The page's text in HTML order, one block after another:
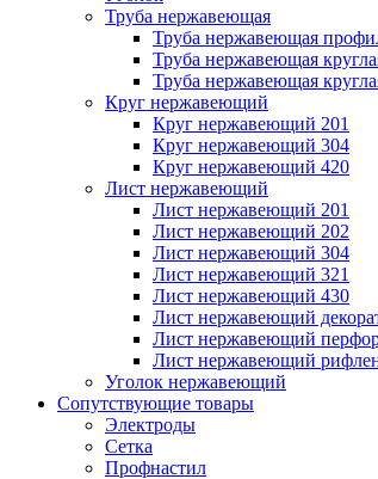
Труба нержавеющая
Труба нержавеющая
Труба нержавеющая
Труба нержавеющая
Круг нержавеющий
Круг нержавеющий 201
Круг нержавеющий 304
Круг нержавеющий 420
Лист нержавеющий
Лист нержавеющий 201
Лист нержавеющий 202
Лист нержавеющий 304
Лист нержавеющий 321
Лист нержавеющий 430
Лист нержавеющий
Лист нержавеющий
Лист нержавеющий
Уголок нержавеющий
Cопутствующие товары
Электроды
Сетка
Профнастил